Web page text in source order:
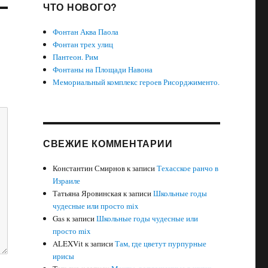
ЧТО НОВОГО?
Фонтан Аква Паола
Фонтан трех улиц
Пантеон. Рим
Фонтаны на Площади Навона
Мемориальный комплекс героев Рисорджименто.
СВЕЖИЕ КОММЕНТАРИИ
Константин Смирновк записиТехасское ранчо в
Израиле
Татьяна Яровинскаяк записиШкольные годы
чудесные или просто mix
Gasк записиШкольные годы чудесные или
просто mix
ALEXVitк записиТам, где цветут пурпурные
ирисы